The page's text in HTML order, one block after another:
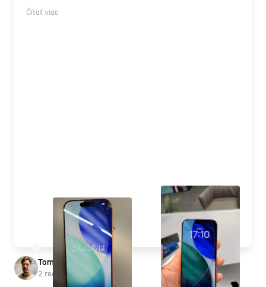
Samotná oprava prebehla presne podľa dohody, bez
prekvapení a navýšenia. Po dokončení sa mi sami ozvali
Čítať viac
Tomáš Kršňák
2 recenzie